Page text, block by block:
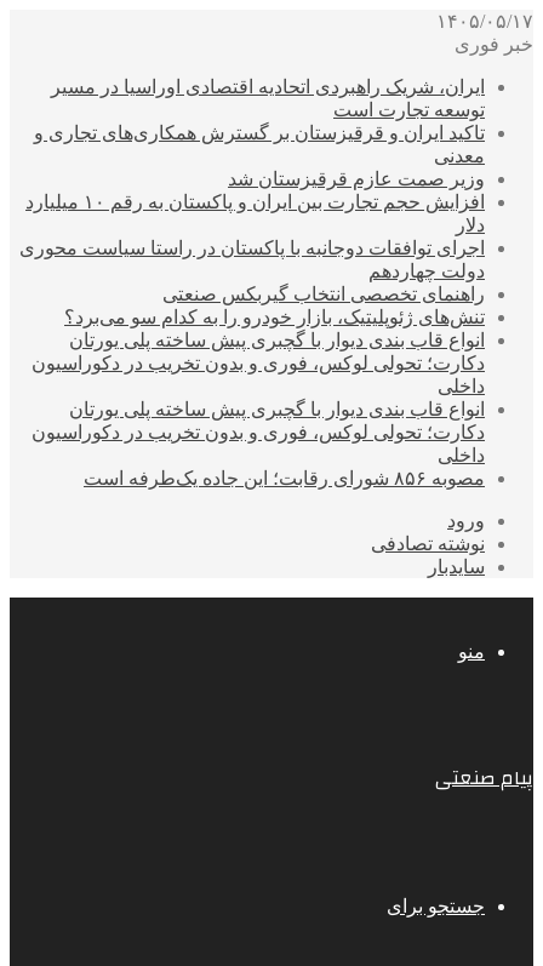
۱۴۰۵/۰۵/۱۷
خبر فوری
ایران، شریک راهبردی اتحادیه اقتصادی اوراسیا در مسیر
توسعه تجارت است
تاکید ایران و قرقیزستان بر گسترش همکاری‌های تجاری و
معدنی
وزیر صمت عازم قرقیزستان شد
افزایش حجم تجارت بین ایران و پاکستان به رقم ۱۰ میلیارد
دلار
اجرای توافقات دوجانبه با پاکستان در راستا سیاست محوری
دولت چهاردهم
راهنمای تخصصی انتخاب گیربکس صنعتی
تنش‌های ژئوپلیتیک، بازار خودرو را به کدام سو می‌برد؟
انواع قاب بندی دیوار با گچبری پیش ساخته پلی یورتان
دکارت؛ تحولی لوکس، فوری و بدون تخریب در دکوراسیون
داخلی
انواع قاب بندی دیوار با گچبری پیش ساخته پلی یورتان
دکارت؛ تحولی لوکس، فوری و بدون تخریب در دکوراسیون
داخلی
مصوبه ۸۵۶ شورای رقابت؛ این جاده یک‌طرفه است
ورود
نوشته تصادفی
سایدبار
منو
پیام صنعتی
جستجو برای